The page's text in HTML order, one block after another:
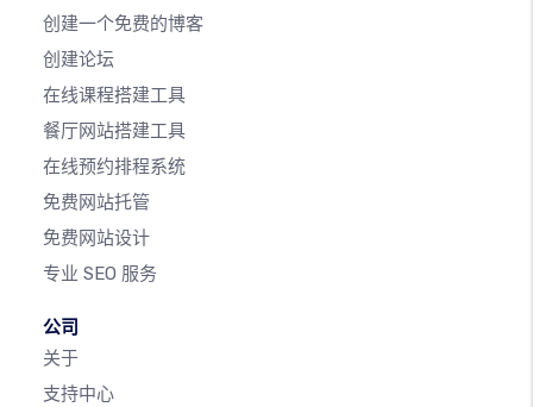
创建一个免费的博客
创建论坛
在线课程搭建工具
餐厅网站搭建工具
在线预约排程系统
免费网站托管
免费网站设计
专业 SEO 服务
公司
关于
支持中心